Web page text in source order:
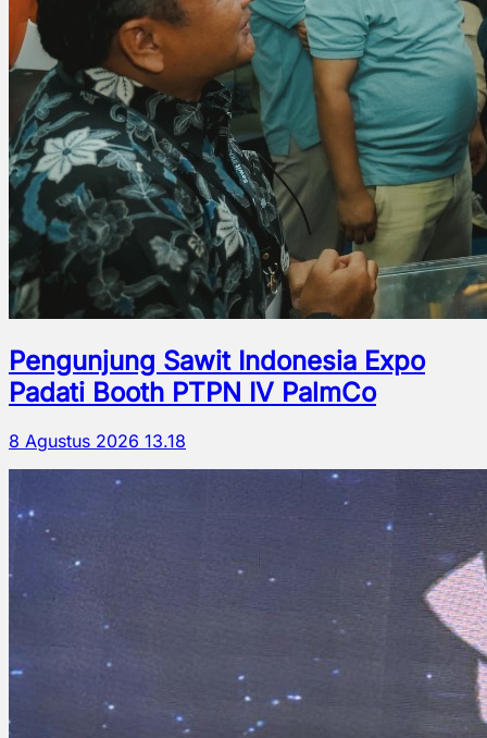
Pengunjung Sawit Indonesia Expo
Padati Booth PTPN IV PalmCo
8 Agustus 2026 13.18